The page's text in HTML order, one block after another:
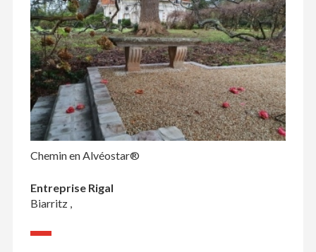
Chemin en Alvéostar®
Entreprise Rigal
Biarritz ,